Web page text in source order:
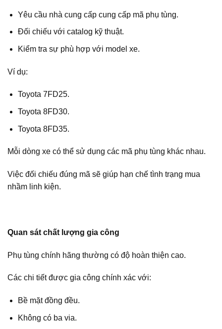
Yêu cầu nhà cung cấp cung cấp mã phụ tùng.
Đối chiếu với catalog kỹ thuật.
Kiểm tra sự phù hợp với model xe.
Ví dụ:
Toyota 7FD25.
Toyota 8FD30.
Toyota 8FD35.
Mỗi dòng xe có thể sử dụng các mã phụ tùng khác nhau.
Việc đối chiếu đúng mã sẽ giúp hạn chế tình trạng mua
nhầm linh kiện.
Quan sát chất lượng gia công
Phụ tùng chính hãng thường có độ hoàn thiện cao.
Các chi tiết được gia công chính xác với:
Bề mặt đồng đều.
Không có ba via.